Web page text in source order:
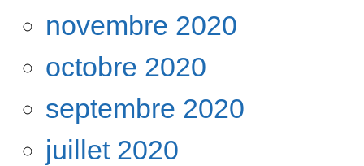
novembre 2020
octobre 2020
septembre 2020
juillet 2020